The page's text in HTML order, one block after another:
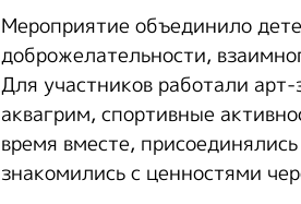
Мероприятие объединило
доброжелательности,
Для участников работали
аквагрим, спортивные
время вместе,
знакомились с ценностями